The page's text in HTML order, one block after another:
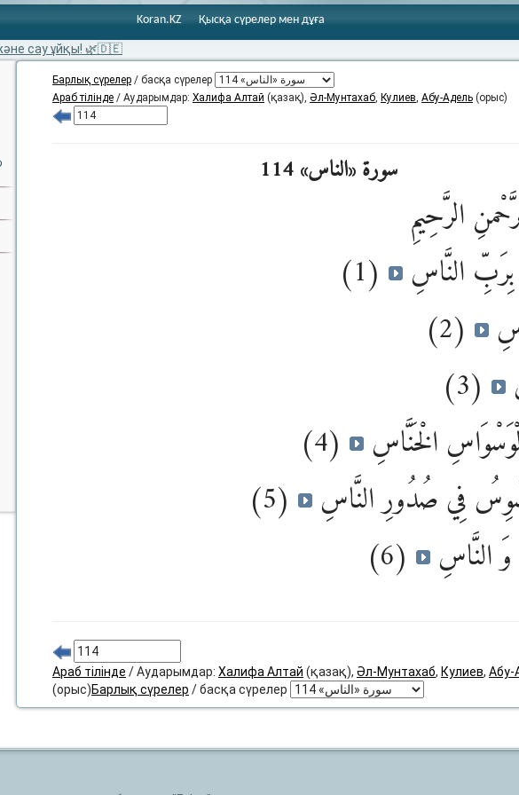
Koran.KZ Қысқа сүрелер мен дұға
және сау ұйқы! 🌿🇩🇪
Барлық сүрелер / басқа сүрелер
Араб тілінде / Аударымдар: Халифа Алтай (қазақ), Әл-Мунтахаб, Кулиев, Абу-Адель (орыс)
سورة «الناس» 114
الرَّحِيمِ
النَّاسِ
(1)
(2)
(3)
الْخَنَّاسِ
(4)
فِي صُدُورِ النَّاسِ
(5)
النَّاسِ
(6)
Араб тілінде / Аударымдар: Халифа Алтай (қазақ), Әл-Мунтахаб, Кулиев, Абу-
(орыс)Барлық сүрелер / басқа сүрелер